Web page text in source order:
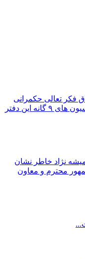
فکر تعالی حکمرانی
ساختار اجرایی کشور دانسته و کمیسیون های ۹ گانه این دفتر
نژاد خاطر نشان
محترم و معاون